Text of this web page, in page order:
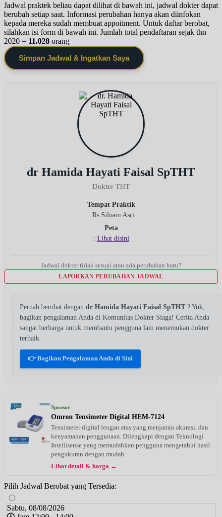
Jadwal praktek beliau dapat dilihat di bawah ini, jadwal dokter dapat
berubah setiap saat. Informasi perubahan hanya akan diinfokan
kepada mereka sudah membuat appoitment. Untuk daftar berobat,
silahkan isi form di bawah ini. Jumlah total pendaftaran sejak thn
2020 = 11.028 orang
Simpan Jadwal & Ingatkan Saya
dr Hamida Hayati Faisal SpTHT
Dokter THT
Tempat Praktik
: Rs Siloam Asri
Peta
: Lihat disini
Jadwal dokter tidak sesuai atau ada perubahan baru?
LAPORKAN PERUBAHAN JADWAL
Pernah berobat dengan dr Hamida Hayati Faisal SpTHT ? Yuk,
bagikan pengalaman Anda di Komunitas Dokter Siaga! Cerita Anda
sangat berharga untuk membantu pengguna lain menemukan dokter
terbaik.
👉 Bagikan Pengalaman Anda di Sini
Sponsor
Omron Tensimeter Digital HEM-7124
Tensimeter digital lengan atas yang menjamin akurasi, dan
kenyamanan penggunaan. Dilengkapi dengan Teknologi
Intellisense yang memudahkan pengguna mengetahui hasil
pengukuran dengan mudah
Lihat detail & harga →
Pilih Jadwal Berobat yang Tersedia:
Sabtu, 08/08/2026